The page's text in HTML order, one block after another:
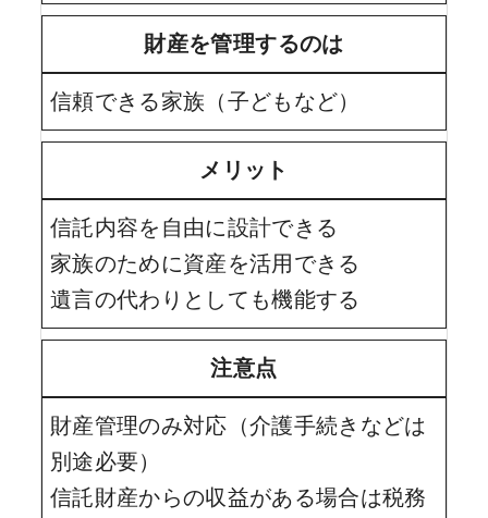
財産を管理するのは
信頼できる家族（子どもなど）
メリット
信託内容を自由に設計できる
家族のために資産を活用できる
遺言の代わりとしても機能する
注意点
財産管理のみ対応（介護手続きなどは
別途必要）
信託財産からの収益がある場合は税務